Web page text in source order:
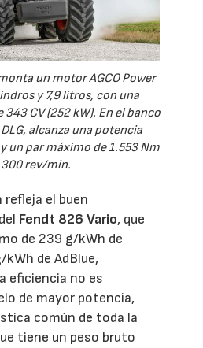
un motor AGCO Power
y 7,9 litros, con una
CV (252 kW). En el banco
alcanza una potencia
un par máximo de 1.553 Nm
rev/min.
refleja el buen
Fendt 826 Vario, que
de 239 g/kWh de
de AdBlue,
eficiencia no es
de mayor potencia,
común de toda la
tiene un peso bruto